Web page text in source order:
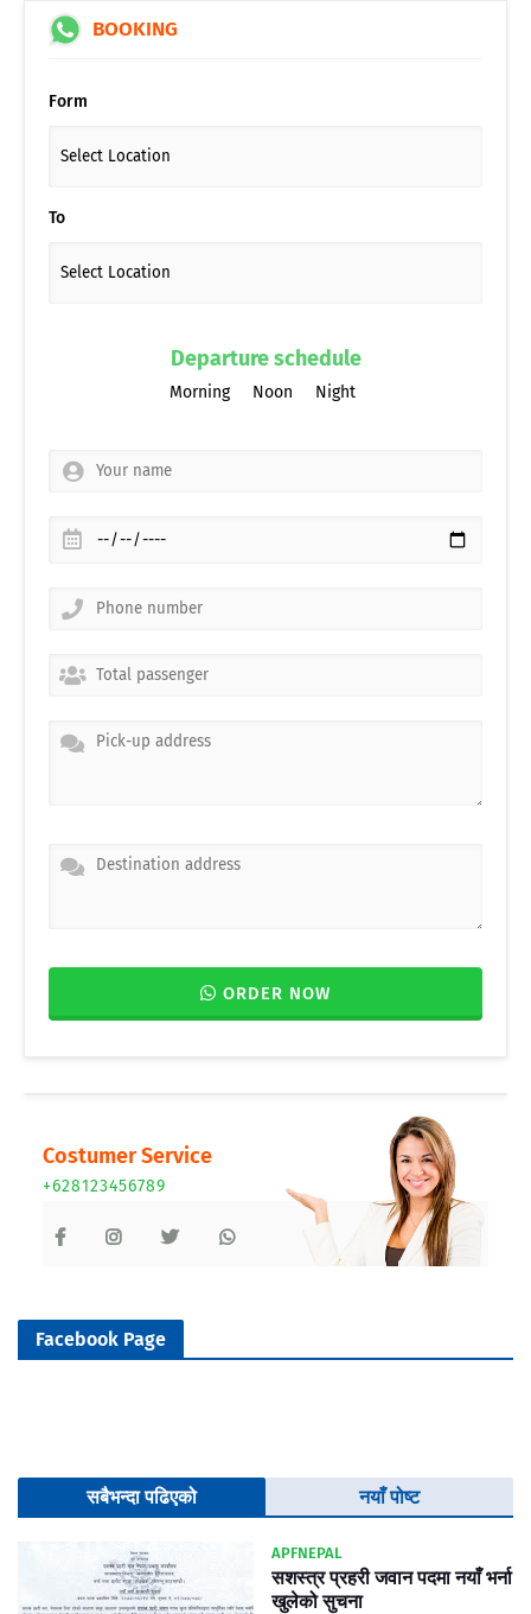
BOOKING
Form
To
Departure schedule
Morning Noon Night
ORDER NOW
Costumer Service
+628123456789
Facebook Page
सबैभन्दा पढिएको नयाँ पोष्ट
APFNEPAL
सशस्त्र प्रहरी जवान पदमा नयाँ भर्ना
खुलेको सुचना